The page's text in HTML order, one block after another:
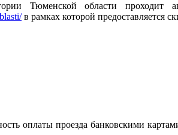
Тюменской области проходит
в рамках которой предоставляется
оплаты проезда банковскими